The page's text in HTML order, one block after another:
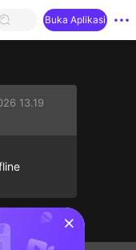
Buka Aplikasi
13.19